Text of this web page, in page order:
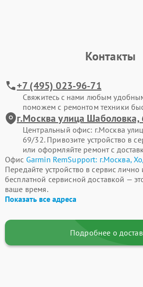
Контакты
+7 (495) 023-96-71
Свяжитесь с нами любым
поможем с ремонтом техники
г.Москва улица Шаболовка,
Центральный офис: г.Москва
69/32. Привозите устройство в
или оформляйте ремонт с
Офис Garmin RemSupport: г.Москва,
Передайте устройство в сервис лично
бесплатной сервисной доставкой —
ваше время.
Показать все адреса
Подробнее о